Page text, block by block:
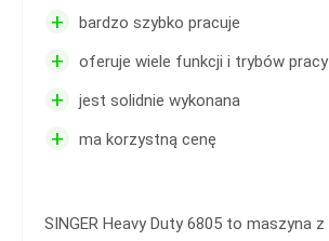
+ bardzo szybko pracuje
+ oferuje wiele funkcji i trybów pracy
+ jest solidnie wykonana
+ ma korzystną cenę
SINGER Heavy Duty 6805 to maszyna z